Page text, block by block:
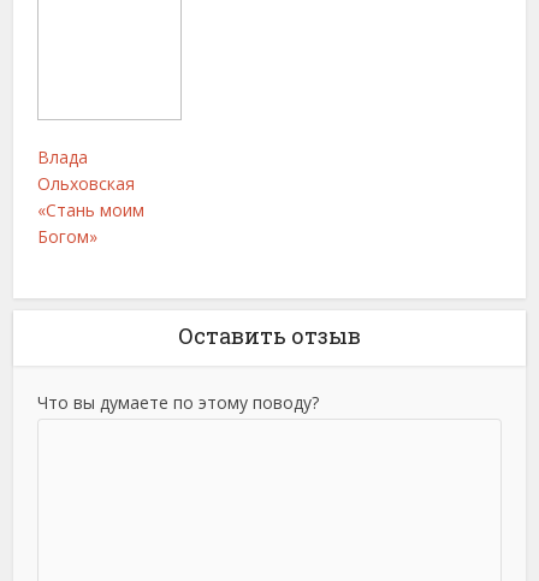
Влада
Ольховская
«Стань моим
Богом»
Оставить отзыв
Что вы думаете по этому поводу?